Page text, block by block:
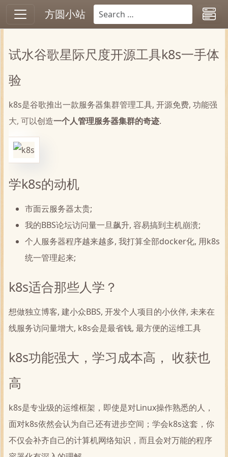
方圆小站
试水谷歌星际尺度开源工具k8s一手体
验
k8s是谷歌推出一款服务器集群管理工具, 开源免费, 功能强
大, 可以创造一个人管理服务器集群的奇迹.
学k8s的动机
市面云服务器太贵;
我的BBS论坛访问量一旦飙升, 容易搞到主机崩溃;
个人服务器程序越来越多, 我打算全部docker化, 用k8s
统一管理起来;
k8s适合那些人学？
想做独立博客, 建小众BBS, 开发个人项目的小伙伴, 未来在
线服务访问量增大, k8s会是最省钱, 最方便的运维工具
k8s功能强大，学习成本高， 收获也
高
k8s是专业级的运维框架，即使是对Linux操作熟悉的人，
面对k8s依然会认为自己还有进步空间；学会k8s这套，你
不仅会补齐自己的计算机网络知识，而且会对万能的程序